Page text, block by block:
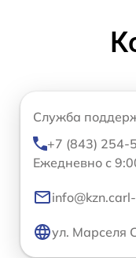
Служба
+7 (843) 254-
Ежедневно с
ул. Марселя